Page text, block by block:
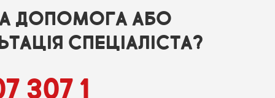
ДОПОМОГА АБО
СПЕЦІАЛІСТА?
307 1